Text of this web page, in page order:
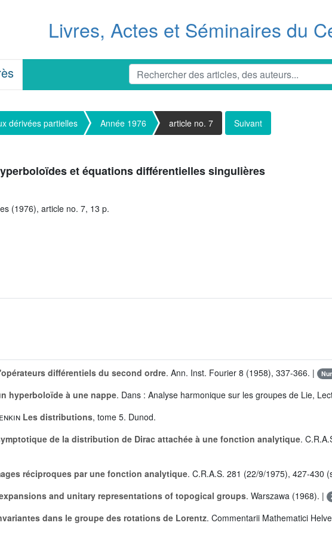
Livres, Actes et Séminaires du
dérivées partielles Année 1976 article no. 7 Suivant
et équations différentielles singulières
(1976), article no. 7, 13 p.
différentiels du second ordre. Ann. Inst. Fourier 8 (1958), 337-366. |
hyperboloïde à une nappe. Dans : Analyse harmonique sur les groupes de Lie,
Les distributions, tome 5. Dunod.
de la distribution de Dirac attachée à une fonction analytique.
réciproques par une fonction analytique. C.R.A.S. 281 (22/9/1975), 427-430
and unitary representations of topogical groups. Warszawa (1968). |
dans le groupe des rotations de Lorentz. Commentarii Mathematici